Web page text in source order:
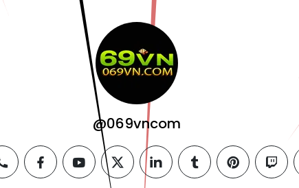
@069vncom
phone facebookyoutubetwitterlinkedintumblrpinteresttwitch